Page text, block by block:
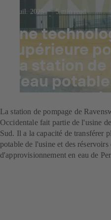
23 juil. 2025 5 min read
Une
supérieure
: la station
d'eau
La station de pompage de
Occidentale fait partie de l'usine
Sud. Il a la capacité de transférer
potable de l'usine et des
d'approvisionnement en eau de